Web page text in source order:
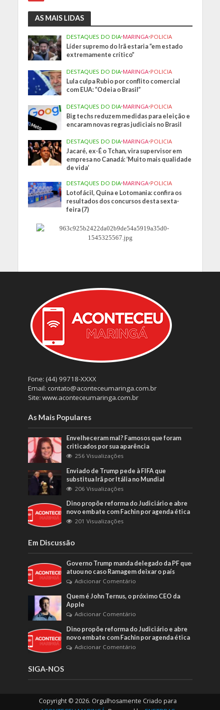
AS MAIS LIDAS
DESTAQUES DO DIA•MARINGA•POLICIA
Líder supremo do Irã estaria “em estado
extremamente crítico”
DESTAQUES DO DIA•MARINGA•POLICIA
Lula culpa Rubio por conflito comercial
com EUA: “Odeia o Brasil”
DESTAQUES DO DIA•MARINGA•POLICIA
Big techs reduzem medidas para eleição e
encaram novas regras judiciais no Brasil
DESTAQUES DO DIA•MARINGA•POLICIA
Jacaré, ex-É o Tchan, vira supervisor em
empresa no Canadá: ‘Muito mais qualidade
de vida’
DESTAQUES DO DIA•MARINGA•POLICIA
Lotofácil, Quina e Lotomania: confira os
resultados dos concursos desta sexta-
feira (7)
Fone: (44) 99718-XXXX
Email: contato@aconteceumaringa.com.br
Site: www.aconteceumaringa.com.br
As Mais Populares
Envelheceram mal? Famosos que foram
criticados por sua aparência
256 Visualizações
Enviado de Trump pede à FIFA que
substitua Irã por Itália no Mundial
206 Visualizações
Dino propõe reforma do Judiciário e abre
novo embate com Fachin por agenda ética
201 Visualizações
Em Discussão
Governo Trump manda delegado da PF que
atuou no caso Ramagem deixar o país
Adicionar Comentário
Quem é John Ternus, o próximo CEO da
Apple
Adicionar Comentário
Dino propõe reforma do Judiciário e abre
novo embate com Fachin por agenda ética
Adicionar Comentário
SIGA-NOS
Copyright © 2026. Orgulhosamente Criado para